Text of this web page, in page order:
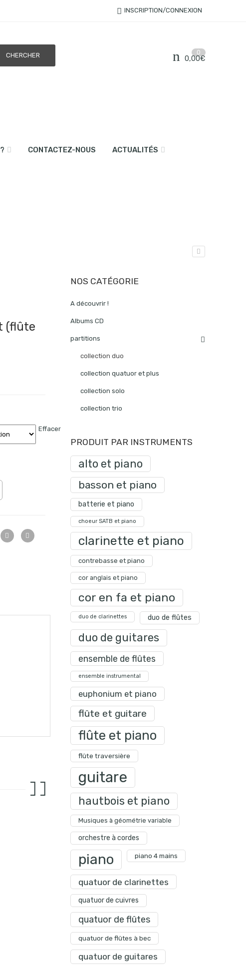
INSCRIPTION/CONNEXION
0
0,00€
CONTACTEZ-NOUS ACTUALITÉS
(flûte
Effacer
NOS CATÉGORIE
A découvrir !
Albums CD
partitions
collection duo
collection quatuor et plus
collection solo
collection trio
PRODUIT PAR INSTRUMENTS
alto et piano
basson et piano
batterie et piano
choeur SATB et piano
clarinette et piano
contrebasse et piano
cor anglais et piano
cor en fa et piano
duo de clarinettes duo de flûtes
duo de guitares
ensemble de flûtes
ensemble instrumental
euphonium et piano
flûte et guitare
flûte et piano
flûte traversière
guitare
hautbois et piano
Musiques à géométrie variable
orchestre à cordes
piano piano 4 mains
quatuor de clarinettes
quatuor de cuivres
quatuor de flûtes
quatuor de flûtes à bec
quatuor de guitares